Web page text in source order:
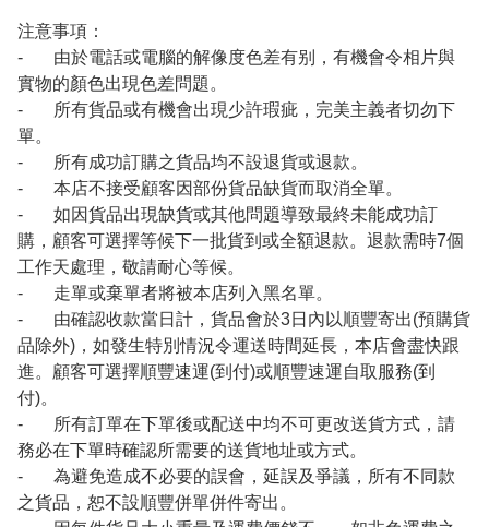
注意事項：
- 由於電話或電腦的解像度色差有别，有機會令相片與
實物的顏色出現色差問題。
- 所有貨品或有機會出現少許瑕疵，完美主義者切勿下
單。
- 所有成功訂購之貨品均不設退貨或退款。
- 本店不接受顧客因部份貨品缺貨而取消全單。
- 如因貨品出現缺貨或其他問題導致最終未能成功訂
購，顧客可選擇等候下一批貨到或全額退款。退款需時7個
工作天處理，敬請耐心等候。
- 走單或棄單者將被本店列入黑名單。
- 由確認收款當日計，貨品會於3日內以順豐寄出(預購貨
品除外)，如發生特別情況令運送時間延長，本店會盡快跟
進。顧客可選擇順豐速運(到付)或順豐速運自取服務(到
付)。
- 所有訂單在下單後或配送中均不可更改送貨方式，請
務必在下單時確認所需要的送貨地址或方式。
- 為避免造成不必要的誤會，延誤及爭議，所有不同款
之貨品，恕不設順豐併單併件寄出。